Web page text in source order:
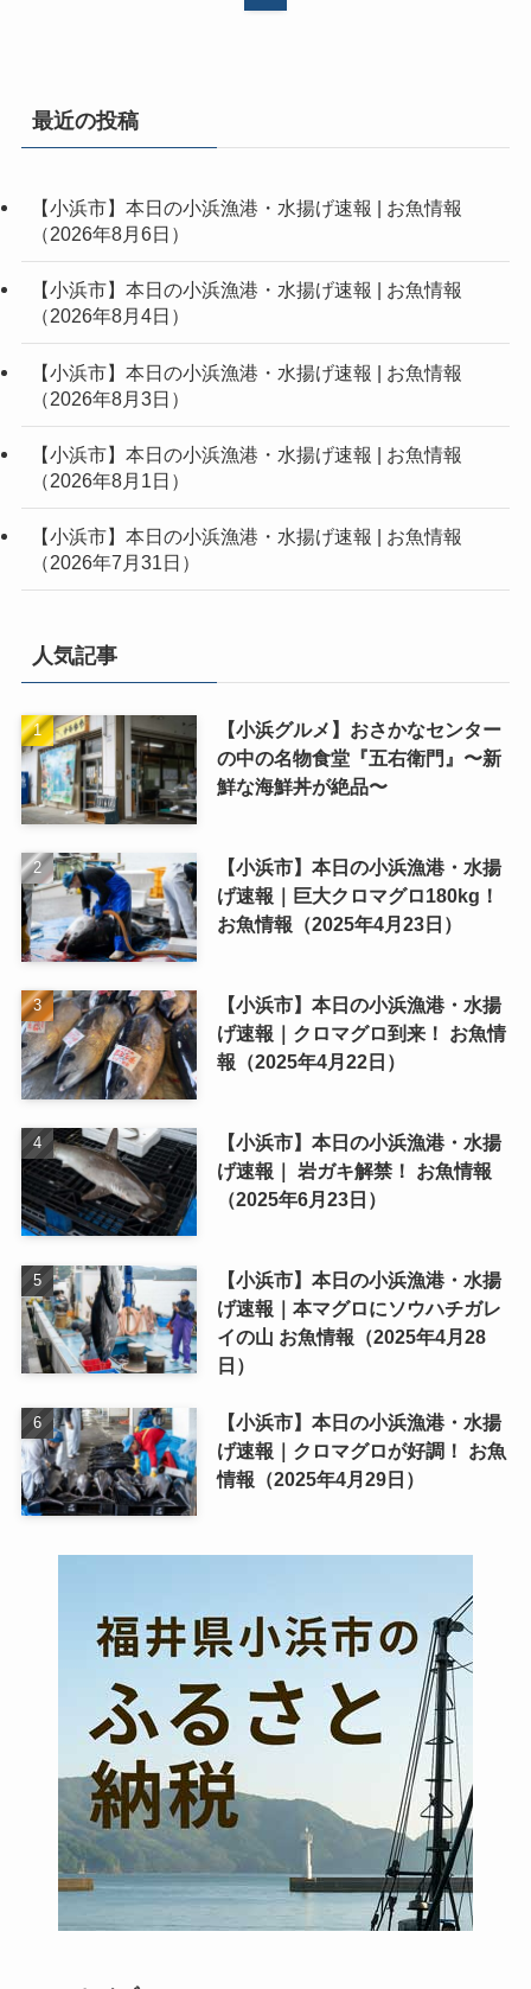
最近の投稿
【小浜市】本日の小浜漁港・水揚げ速報 | お魚情報
（2026年8月6日）
【小浜市】本日の小浜漁港・水揚げ速報 | お魚情報
（2026年8月4日）
【小浜市】本日の小浜漁港・水揚げ速報 | お魚情報
（2026年8月3日）
【小浜市】本日の小浜漁港・水揚げ速報 | お魚情報
（2026年8月1日）
【小浜市】本日の小浜漁港・水揚げ速報 | お魚情報
（2026年7月31日）
人気記事
【小浜グルメ】おさかなセンター
の中の名物食堂『五右衛門』〜新
鮮な海鮮丼が絶品〜
【小浜市】本日の小浜漁港・水揚
げ速報｜巨大クロマグロ180kg！
お魚情報（2025年4月23日）
【小浜市】本日の小浜漁港・水揚
げ速報｜クロマグロ到来！ お魚情
報（2025年4月22日）
【小浜市】本日の小浜漁港・水揚
げ速報｜ 岩ガキ解禁！ お魚情報
（2025年6月23日）
【小浜市】本日の小浜漁港・水揚
げ速報｜本マグロにソウハチガレ
イの山 お魚情報（2025年4月28
日）
【小浜市】本日の小浜漁港・水揚
げ速報｜クロマグロが好調！ お魚
情報（2025年4月29日）